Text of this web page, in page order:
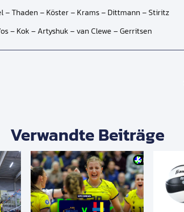
– Thaden – Köster – Krams – Dittmann – Stiritz
– Kok – Artyshuk – van Clewe – Gerritsen
Verwandte Beiträge